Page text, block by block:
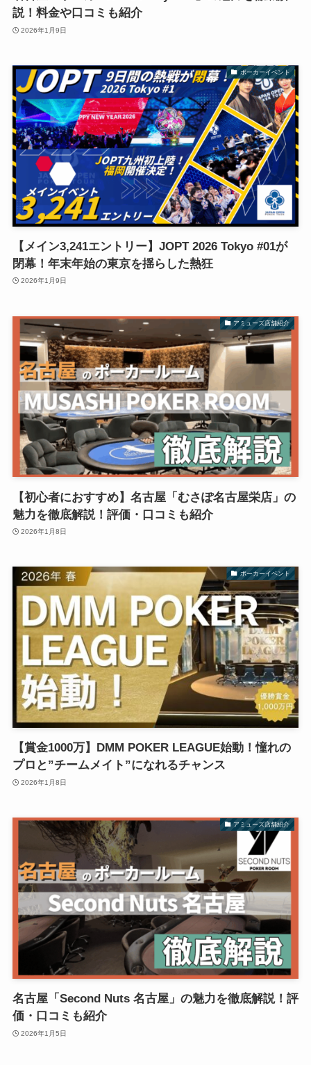
説！料金や口コミも紹介
2026年1月9日
ポーカーイベント
【メイン3,241エントリー】JOPT 2026 Tokyo #01が
閉幕！年末年始の東京を揺らした熱狂
2026年1月9日
アミューズ店舗紹介
【初心者におすすめ】名古屋「むさぽ名古屋栄店」の
魅力を徹底解説！評価・口コミも紹介
2026年1月8日
ポーカーイベント
【賞金1000万】DMM POKER LEAGUE始動！憧れの
プロと”チームメイト”になれるチャンス
2026年1月8日
アミューズ店舗紹介
名古屋「Second Nuts 名古屋」の魅力を徹底解説！評
価・口コミも紹介
2026年1月5日